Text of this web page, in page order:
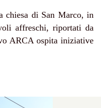
chiesa di San Marco, in
affreschi, riportati da
ARCA ospita iniziative